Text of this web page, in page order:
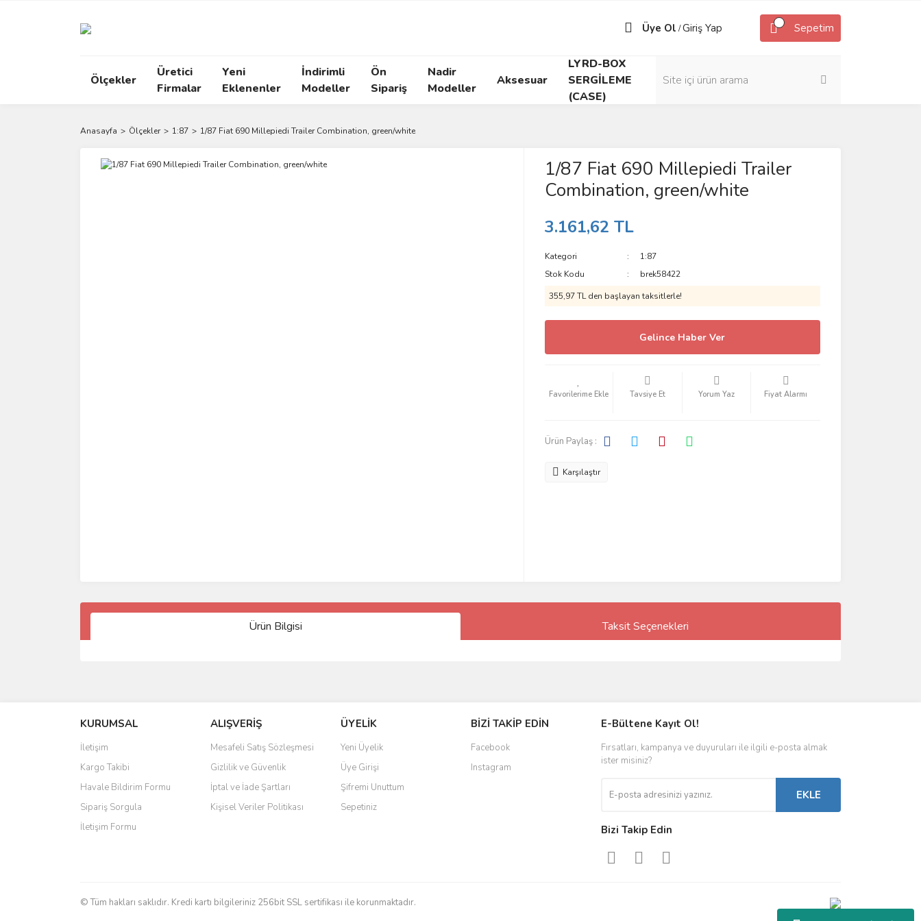
Üye Ol /Giriş Yap Sepetim
Ölçekler
Üretici
Firmalar
Yeni
Eklenenler
İndirimli
Modeller
Ön
Sipariş
Nadir
Modeller
Aksesuar
LYRD-BOX
SERGİLEME
(CASE)
Anasayfa Ölçekler 1:87 1/87 Fiat 690 Millepiedi Trailer Combination, green/white
1/87 Fiat 690 Millepiedi Trailer
Combination, green/white
3.161,62 TL
Kategori
1:87
Stok Kodu
brek58422
355,97 TL den başlayan taksitlerle!
Gelince Haber Ver
Tavsiye Et Yorum Yaz Fiyat Alarmı
Ürün Paylaş :
Karşılaştır
Ürün Bilgisi Taksit Seçenekleri
KURUMSAL
İletişim
Kargo Takibi
Havale Bildirim Formu
Sipariş Sorgula
İletişim Formu
ALIŞVERİŞ
Mesafeli Satış Sözleşmesi
Gizlilik ve Güvenlik
İptal ve İade Şartları
Kişisel Veriler Politikası
ÜYELİK
Yeni Üyelik
Üye Girişi
Şifremi Unuttum
Sepetiniz
BİZİ TAKİP EDİN
Facebook
Instagram
E-Bültene Kayıt Ol!
Fırsatları, kampanya ve duyuruları ile ilgili e-posta almak
ister misiniz?
EKLE
Bizi Takip Edin
© Tüm hakları saklıdır. Kredi kartı bilgileriniz 256bit SSL sertifikası ile korunmaktadır.